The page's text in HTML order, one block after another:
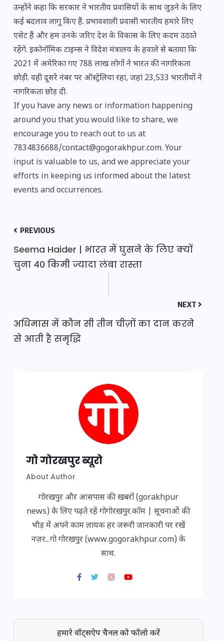
उन्होंने कहा कि सरकार ने भारतीय प्रवासियों के साथ जुड़ने के लिए
कई बदलाव लागू किए हैं. प्रभावशाली प्रवासी भारतीय हमारे लिए
एसेट हैं और हम उनके जरिए देश के विकास के लिए कदम उठाते
रहेंगे. इकोनॉमिक टाइम्स ने विदेश मंत्रालय के हवाले से बताया कि
2021 में अमेरिका गए 788 लाख लोगों ने भारत की नागरिकता
छोड़ी. वही दूसरे नंबर पर ऑस्ट्रेलिया रहा, जहां 23,533 भारतीयों ने
नागरिकता छोड़ दी.
If you have any news or information happening
around you that you would like to share, we
encourage you to reach out to us at
7834836688/contact@gogorakhpur.com. Your
input is valuable to us, and we appreciate your
efforts in keeping us informed about the latest
events and occurrences.
PREVIOUS
Seema Haider | भारत में घुसने के लिए क्यों
चुना 40 किमी ज्यादा लंबा रास्ता
NEXT
अधिमास में कौन सी तीन चीज़ों का दान करने
से आती है समृद्धि
गो गोरखपुर ब्यूरो
About Author
गोरखपुर और आसपास की खबरों (gorakhpur
news) के लिए पढ़ते रहें गोगोरखपुर.कॉम | सूचनाओं की
भीड़ में अपने काम लायक हर जरूरी जानकारी पर रखें
नज़र...गो गोरखपुर (www.gogorakhpur.com) के
साथ.
हमारे वॉट्सऐप चैनल को फॉलो करें